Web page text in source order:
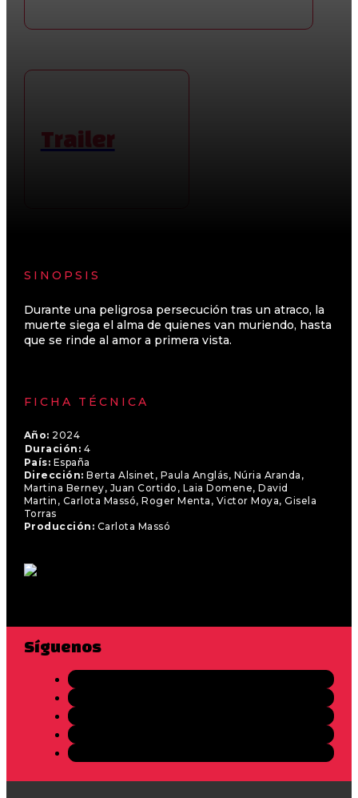
Trailer
SINOPSIS
Durante una peligrosa persecución tras un atraco, la
muerte siega el alma de quienes van muriendo, hasta
que se rinde al amor a primera vista.
FICHA TÉCNICA
Año: 2024
Duración: 4
País: España
Dirección: Berta Alsinet, Paula Anglás, Núria Aranda,
Martina Berney, Juan Cortido, Laia Domene, David
Martin, Carlota Massó, Roger Menta, Victor Moya, Gisela
Torras
Producción: Carlota Massó
Síguenos